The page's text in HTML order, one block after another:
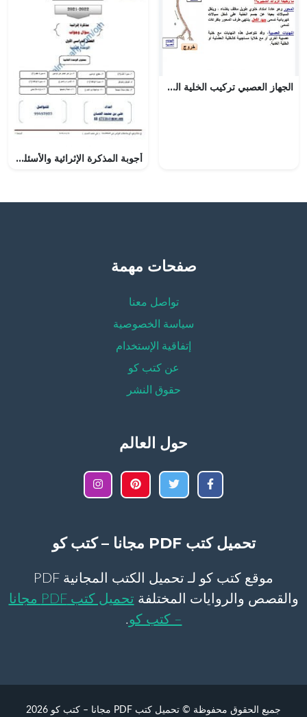
الجهاز العصبي تركيب الخلية العصبية, (علوم) العاشر العام
أجوبة المذكرة الإثرائية والأسئلة الملخصة في الوحدة الثانية (تربية اسلامية) السادس
صفحات مهمة
تواصل معنا
سياسة الخصوصية
إتفاقية الإستخدام
عن كتب كو
حقوق النشر
حول العالم
تحميل كتب PDF مجانا – كتب كو
موقع كتب كو لـ تحميل الكتب المجانية PDF
والقصص والروايات المختلفة
تحميل كتب PDF مجانا
– كتب كو.
جميع الحقوق محفوظة © تحميل كتب PDF مجانا – كتب كو 2026